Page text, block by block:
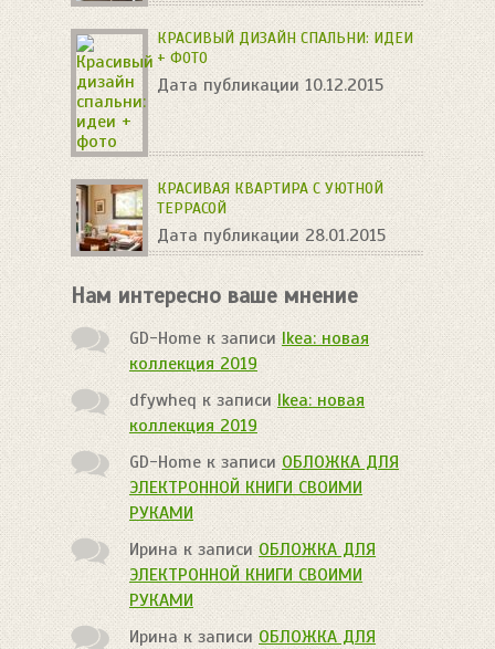
КРАСИВЫЙ ДИЗАЙН СПАЛЬНИ: ИДЕИ
+ ФОТО
Дата публикации 10.12.2015
КРАСИВАЯ КВАРТИРА С УЮТНОЙ
ТЕРРАСОЙ
Дата публикации 28.01.2015
Нам интересно ваше мнение
GD-Home к записиIkea: новая
коллекция 2019
dfywheq к записиIkea: новая
коллекция 2019
GD-Homeк записи ОБЛОЖКА ДЛЯ
ЭЛЕКТРОННОЙ КНИГИ СВОИМИ
РУКАМИ
Ирина к записиОБЛОЖКА ДЛЯ
ЭЛЕКТРОННОЙ КНИГИ СВОИМИ
РУКАМИ
Ирина к записиОБЛОЖКА ДЛЯ